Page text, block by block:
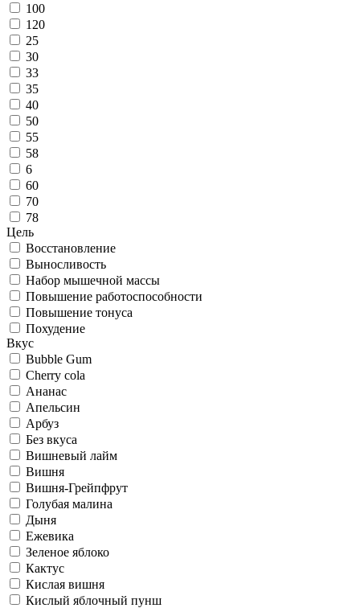
100
120
25
30
33
35
40
50
55
58
6
60
70
78
Цель
Восстановление
Выносливость
Набор мышечной массы
Повышение работоспособности
Повышение тонуса
Похудение
Вкус
Bubble Gum
Cherry cola
Ананас
Апельсин
Арбуз
Без вкуса
Вишневый лайм
Вишня
Вишня-Грейпфрут
Голубая малина
Дыня
Ежевика
Зеленое яблоко
Кактус
Кислая вишня
Кислый яблочный пунш